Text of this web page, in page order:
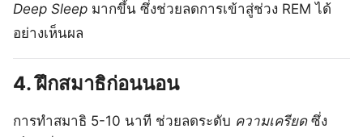
Deep Sleep มากขึ้น ซึ่งช่วยลดการเข้าสู่ช่วง REM ได้
อย่างเห็นผล
4.ฝึกสมาธิก่อนนอน
การทำสมาธิ 5-10 นาที ช่วยลดระดับ ความเครียดซึ่ง